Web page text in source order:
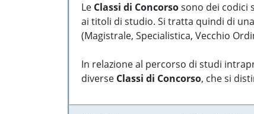
Le Classi di Concorsosono dei codici
ai titoli di studio. Si tratta quindi di una
(Magistrale, Specialistica, Vecchio
In relazione al percorso di studi
diverse Classi di Concorso, che si